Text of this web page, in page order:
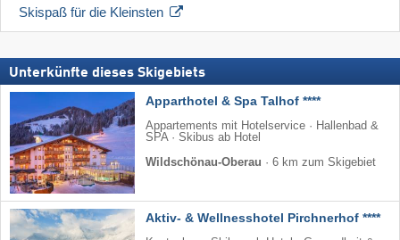
Skispaß für die Kleinsten
Unterkünfte dieses Skigebiets
Apparthotel & Spa Talhof ****
Appartements mit Hotelservice · Hallenbad &
SPA · Skibus ab Hotel
Wildschönau-Oberau · 6 km zum Skigebiet
Aktiv- & Wellnesshotel Pirchnerhof ****